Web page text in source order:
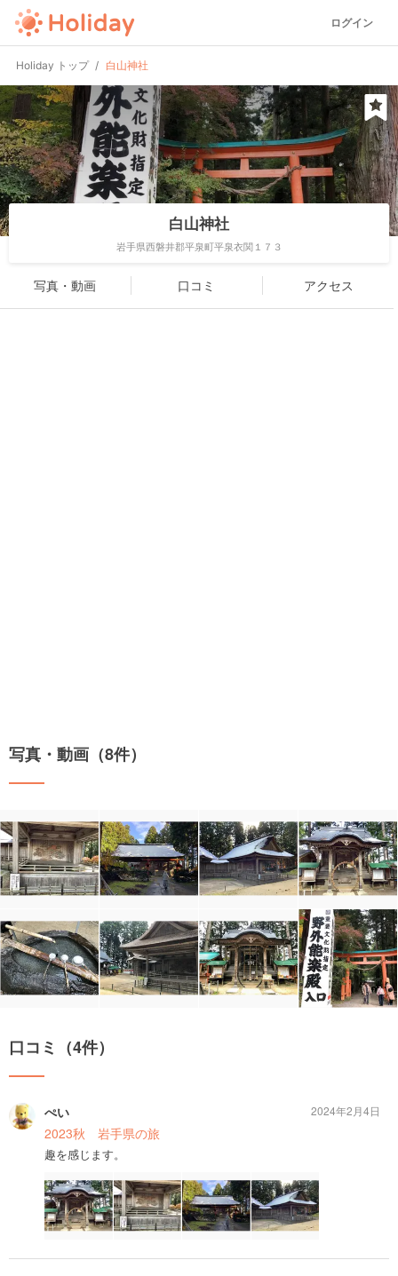
ログイン
Holiday トップ 白山神社
白山神社
岩手県西磐井郡平泉町平泉衣関１７３
写真・動画 口コミ アクセス
写真・動画（8件）
口コミ（4件）
ぺい
2023秋 岩手県の旅
趣を感じます。
2024年2月4日